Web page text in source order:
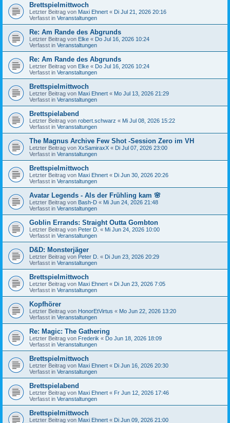
Brettspielmittwoch
Letzter Beitrag von Maxi Ehnert « Di Jul 21, 2026 20:16
Verfasst in Veranstaltungen
Re: Am Rande des Abgrunds
Letzter Beitrag von Elke « Do Jul 16, 2026 10:24
Verfasst in Veranstaltungen
Re: Am Rande des Abgrunds
Letzter Beitrag von Elke « Do Jul 16, 2026 10:24
Verfasst in Veranstaltungen
Brettspielmittwoch
Letzter Beitrag von Maxi Ehnert « Mo Jul 13, 2026 21:29
Verfasst in Veranstaltungen
Brettspielabend
Letzter Beitrag von robert.schwarz « Mi Jul 08, 2026 15:22
Verfasst in Veranstaltungen
The Magnus Archive Few Shot -Session Zero im VH
Letzter Beitrag von XxSamiraxX « Di Jul 07, 2026 23:00
Verfasst in Veranstaltungen
Brettspielmittwoch
Letzter Beitrag von Maxi Ehnert « Di Jun 30, 2026 20:26
Verfasst in Veranstaltungen
Avatar Legends - Als der Frühling kam 🌸
Letzter Beitrag von Bash-D « Mi Jun 24, 2026 21:48
Verfasst in Veranstaltungen
Goblin Errands: Straight Outta Gombton
Letzter Beitrag von Peter D. « Mi Jun 24, 2026 10:00
Verfasst in Veranstaltungen
D&D: Monsterjäger
Letzter Beitrag von Peter D. « Di Jun 23, 2026 20:29
Verfasst in Veranstaltungen
Brettspielmittwoch
Letzter Beitrag von Maxi Ehnert « Di Jun 23, 2026 7:05
Verfasst in Veranstaltungen
Kopfhörer
Letzter Beitrag von HonorEtVirtus « Mo Jun 22, 2026 13:20
Verfasst in Veranstaltungen
Re: Magic: The Gathering
Letzter Beitrag von Frederik « Do Jun 18, 2026 18:09
Verfasst in Veranstaltungen
Brettspielmittwoch
Letzter Beitrag von Maxi Ehnert « Di Jun 16, 2026 20:30
Verfasst in Veranstaltungen
Brettspielabend
Letzter Beitrag von Maxi Ehnert « Fr Jun 12, 2026 17:46
Verfasst in Veranstaltungen
Brettspielmittwoch
Letzter Beitrag von Maxi Ehnert « Di Jun 09, 2026 21:00